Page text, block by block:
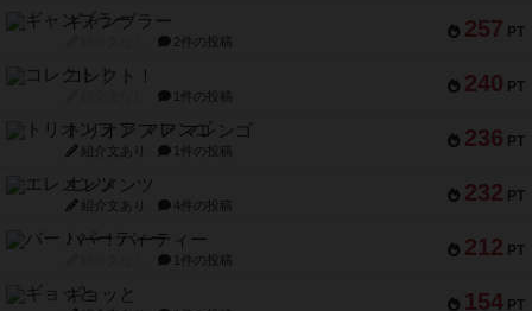
257 PT
ギャンブラー
2件の投稿
240 PT
コレクト！
1件の投稿
236 PT
トリオンフ ア マレンゴ
紹介文あり 1件の投稿
232 PT
エレメンツ
紹介文あり 4件の投稿
212 PT
バー！パーティー
1件の投稿
154 PT
ギョッと